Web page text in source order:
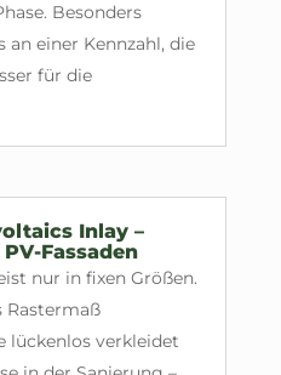
Besonders
einer Kennzahl, die
für die
Inlay –
Fassaden
nur in fixen Größen.
Rastermaß
lückenlos verkleidet